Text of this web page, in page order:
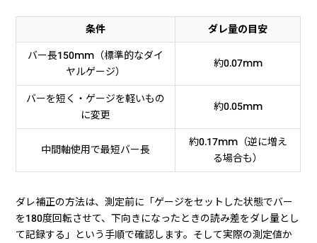
条件
ダレ量の目安
バー長150mm（標準的なダイ
ヤルゲージ）
約0.07mm
バーを短く・ゲージを軽いもの
に変更
約0.05mm
中間軸使用で最短バー長
約0.17mm（逆に増え
る場合も）
ダレ補正の方法は、測定前に「ゲージをセットした状態でバー
を180度回転させて、下向きになったときの読み差をダレ量とし
て記録する」という手順で確認します。そして実際の測定値か